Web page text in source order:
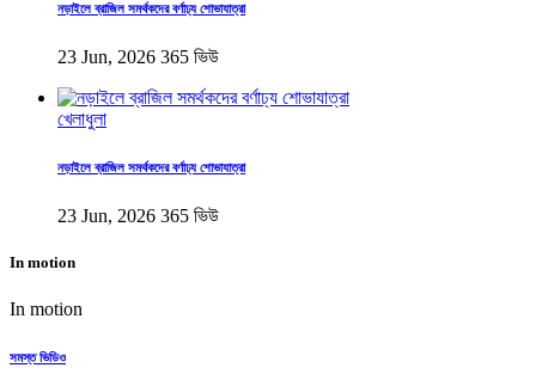
নড়াইলে ব্রাজিল সমর্থকদের বর্ণাঢ্য শোভাযাত্রা
23 Jun, 2026 365 ভিউ
খেলাধুলা
নড়াইলে ব্রাজিল সমর্থকদের বর্ণাঢ্য শোভাযাত্রা
23 Jun, 2026 365 ভিউ
In motion
In motion
সমস্ত ভিডিও